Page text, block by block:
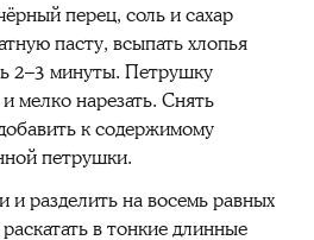
перец, соль и сахар
пасту, всыпать хлопья
2–3 минуты. Петрушку
мелко нарезать. Снять
к содержимому
петрушки.
и разделить на восемь равных
в тонкие длинные